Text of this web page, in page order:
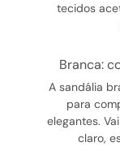
tecidos
branca:
A sandália
para
elegantes.
claro,